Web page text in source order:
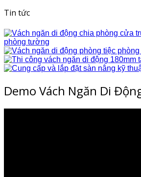
Tin tức
phòng tường
Demo Vách Ngăn Di